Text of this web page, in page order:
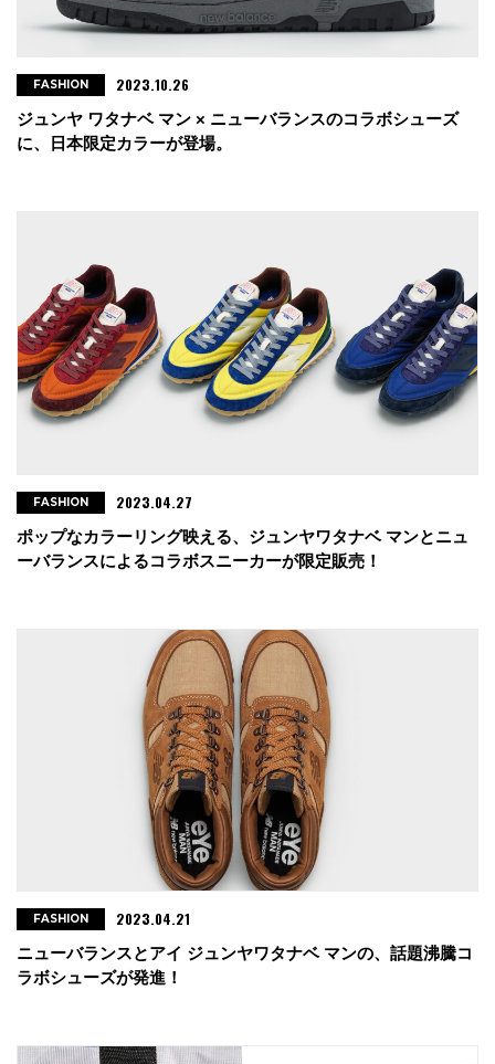
ジュンヤ ワタナベ マン × ニューバランスのコラボシューズ
に、日本限定カラーが登場。
FASHION 2023.10.26
ポップなカラーリング映える、ジュンヤワタナベ マンとニュ
ーバランスによるコラボスニーカーが限定販売！
FASHION 2023.04.27
ニューバランスとアイ ジュンヤワタナベ マンの、話題沸騰コ
ラボシューズが発進！
FASHION 2023.04.21